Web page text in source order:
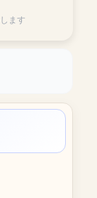
ます